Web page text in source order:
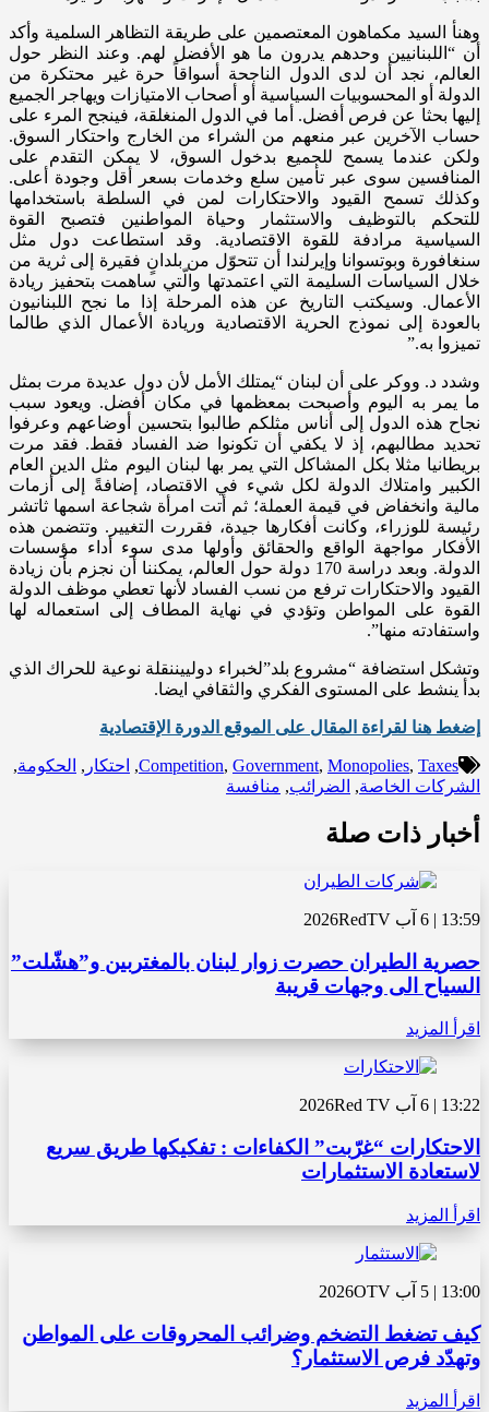
وهنأ السيد مكماهون المعتصمين على طريقة التظاهر السلمية وأكد
أن “اللبنانيين وحدهم يدرون ما هو الأفضل لهم. وعند النظر حول
العالم، نجد أن لدى الدول الناجحة أسواقاً حرة غير محتكرة من
الدولة أو المحسوبيات السياسية أو أصحاب الامتيازات ويهاجر الجميع
إليها بحثا عن فرص أفضل. أما في الدول المنغلقة، فينجح المرء على
حساب الآخرين عبر منعهم من الشراء من الخارج واحتكار السوق.
ولكن عندما يسمح للجميع بدخول السوق، لا يمكن التقدم على
المنافسين سوى عبر تأمين سلع وخدمات بسعر أقل وجودة أعلى.
وكذلك تسمح القيود والاحتكارات لمن في السلطة باستخدامها
للتحكم بالتوظيف والاستثمار وحياة المواطنين فتصبح القوة
السياسية مرادفة للقوة الاقتصادية. وقد استطاعت دول مثل
سنغافورة وبوتسوانا وإيرلندا أن تتحوّل من بلدانٍ فقيرة إلى ثرية من
خلال السياسات السليمة التي اعتمدتها والّتي ساهمت بتحفيز ريادة
الأعمال. وسيكتب التاريخ عن هذه المرحلة إذا ما نجح اللبنانيون
بالعودة إلى نموذج الحرية الاقتصادية وريادة الأعمال الذي طالما
تميزوا به.”
وشدد د. ووكر على أن لبنان “يمتلك الأمل لأن دول عديدة مرت بمثل
ما يمر به اليوم وأصبحت بمعظمها في مكان أفضل. ويعود سبب
نجاح هذه الدول إلى أناس مثلكم طالبوا بتحسين أوضاعهم وعرفوا
تحديد مطالبهم، إذ لا يكفي أن تكونوا ضد الفساد فقط. فقد مرت
بريطانيا مثلا بكل المشاكل التي يمر بها لبنان اليوم مثل الدين العام
الكبير وامتلاك الدولة لكل شيء في الاقتصاد، إضافةً إلى أزمات
مالية وانخفاض في قيمة العملة؛ ثم أتت امرأة شجاعة اسمها ثاتشر
رئيسة للوزراء، وكانت أفكارها جيدة، فقررت التغيير. وتتضمن هذه
الأفكار مواجهة الواقع والحقائق وأولها مدى سوء أداء مؤسسات
الدولة. وبعد دراسة 170 دولة حول العالم، يمكننا أن نجزم بأن زيادة
القيود والاحتكارات ترفع من نسب الفساد لأنها تعطي موظف الدولة
القوة على المواطن وتؤدي في نهاية المطاف إلى استعماله لها
واستفادته منها”.
وتشكل استضافة “مشروع بلد”لخبراء دولييننقلة نوعية للحراك الذي
بدأ ينشط على المستوى الفكري والثقافي ايضا.
إضغط هنا لقراءة المقال على الموقع الدورة الإقتصادية
Competition, Government, Monopolies, Taxes
, احتكار , الحكومة,
الشركات الخاصة, الضرائب, منافسة
أخبار ذات صلة
13:59 | 6 آب 2026 RedTV
حصرية الطيران حصرت زوار لبنان بالمغتربين و”هشّلت”
السياح الى وجهات قريبة
اقرأ المزيد
13:22 | 6 آب 2026 Red TV
الاحتكارات “غرّبت” الكفاءات : تفكيكها طريق سريع
لاستعادة الاستثمارات
اقرأ المزيد
13:00 | 5 آب 2026 OTV
كيف تضغط التضخم وضرائب المحروقات على المواطن
وتهدّد فرص الاستثمار؟
اقرأ المزيد